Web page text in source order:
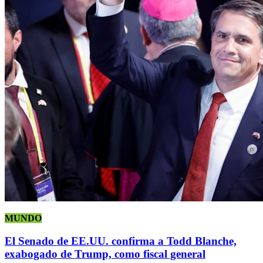
MUNDO
El Senado de EE.UU. confirma a Todd Blanche,
exabogado de Trump, como fiscal general